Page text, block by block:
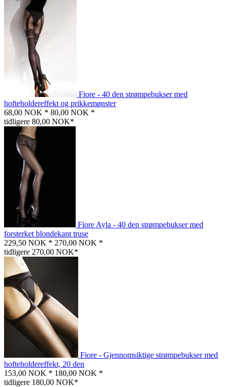
Fiore - 40 den strømpebukser med
hofteholdereffekt og prikkemønster
68,00 NOK * 80,00 NOK *
tidligere 80,00 NOK*
Fiore Ayla - 40 den strømpebukser med
forsterket blondekant truse
229,50 NOK * 270,00 NOK *
tidligere 270,00 NOK*
Fiore - Gjennomsiktige strømpebukser med
hofteholdereffekt, 20 den
153,00 NOK * 180,00 NOK *
tidligere 180,00 NOK*